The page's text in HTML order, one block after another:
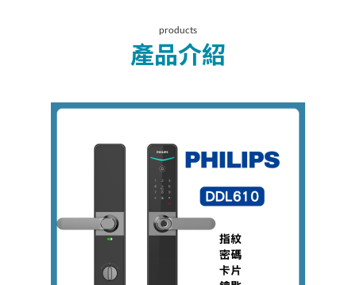
products
產品介紹